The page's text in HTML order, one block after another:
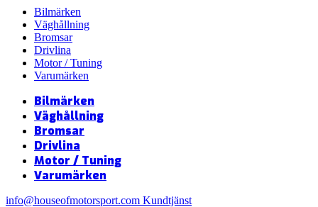
Bilmärken
Väghållning
Bromsar
Drivlina
Motor / Tuning
Varumärken
Bilmärken
Väghållning
Bromsar
Drivlina
Motor / Tuning
Varumärken
info@houseofmotorsport.com Kundtjänst